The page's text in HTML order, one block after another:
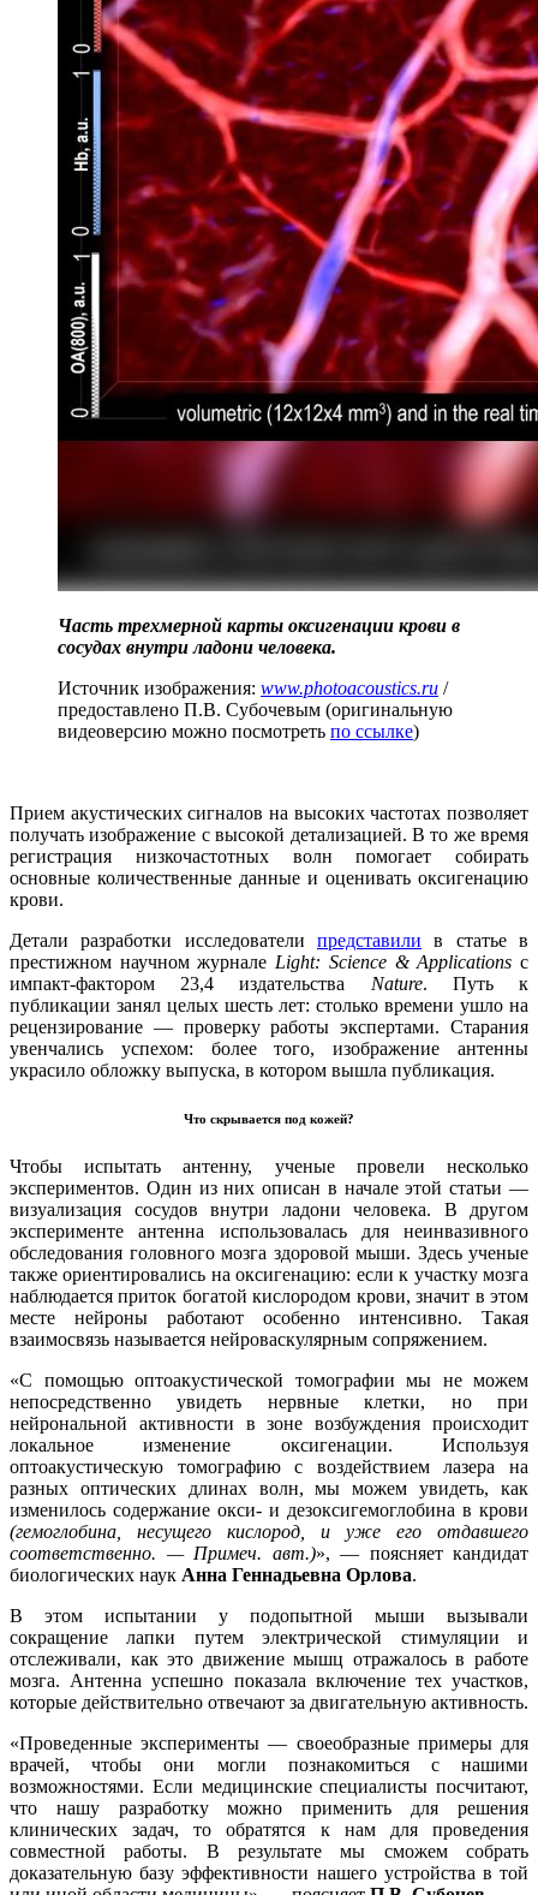
Часть трехмерной карты оксигенации крови в
сосудах внутри ладони человека.
Источник изображения: www.photoacoustics.ru /
предоставлено П.В. Субочевым (оригинальную
видеоверсию можно посмотреть по ссылке)
Прием акустических сигналов на высоких частотах позволяет
получать изображение с высокой детализацией. В то же время
регистрация низкочастотных волн помогает собирать
основные количественные данные и оценивать оксигенацию
крови.
Детали разработки исследователи представили в статье в
престижном научном журнале Light: Science & Applications с
импакт-фактором 23,4 издательства Nature. Путь к
публикации занял целых шесть лет: столько времени ушло на
рецензирование — проверку работы экспертами. Старания
увенчались успехом: более того, изображение антенны
украсило обложку выпуска, в котором вышла публикация.
Что скрывается под кожей?
Чтобы испытать антенну, ученые провели несколько
экспериментов. Один из них описан в начале этой статьи —
визуализация сосудов внутри ладони человека. В другом
эксперименте антенна использовалась для неинвазивного
обследования головного мозга здоровой мыши. Здесь ученые
также ориентировались на оксигенацию: если к участку мозга
наблюдается приток богатой кислородом крови, значит в этом
месте нейроны работают особенно интенсивно. Такая
взаимосвязь называется нейроваскулярным сопряжением.
«С помощью оптоакустической томографии мы не можем
непосредственно увидеть нервные клетки, но при
нейрональной активности в зоне возбуждения происходит
локальное изменение оксигенации. Используя
оптоакустическую томографию с воздействием лазера на
разных оптических длинах волн, мы можем увидеть, как
изменилось содержание окси- и дезоксигемоглобина в крови
(гемоглобина, несущего кислород, и уже его отдавшего
соответственно. — Примеч. авт.)», — поясняет кандидат
биологических наук Анна Геннадьевна Орлова.
В этом испытании у подопытной мыши вызывали
сокращение лапки путем электрической стимуляции и
отслеживали, как это движение мышц отражалось в работе
мозга. Антенна успешно показала включение тех участков,
которые действительно отвечают за двигательную активность.
«Проведенные эксперименты — своеобразные примеры для
врачей, чтобы они могли познакомиться с нашими
возможностями. Если медицинские специалисты посчитают,
что нашу разработку можно применить для решения
клинических задач, то обратятся к нам для проведения
совместной работы. В результате мы сможем собрать
доказательную базу эффективности нашего устройства в той